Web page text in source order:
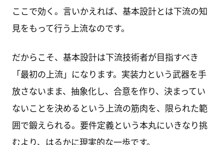
ここで効く。言いかえれば、基本設計とは下流の知
見をもって行う上流なのです。
だからこそ、基本設計は下流技術者が目指すべき
「最初の上流」になります。実装力という武器を手
放さないまま、抽象化し、合意を作り、決まってい
ないことを決めるという上流の筋肉を、限られた範
囲で鍛えられる。要件定義という本丸にいきなり挑
むより、はるかに現実的な一歩です。